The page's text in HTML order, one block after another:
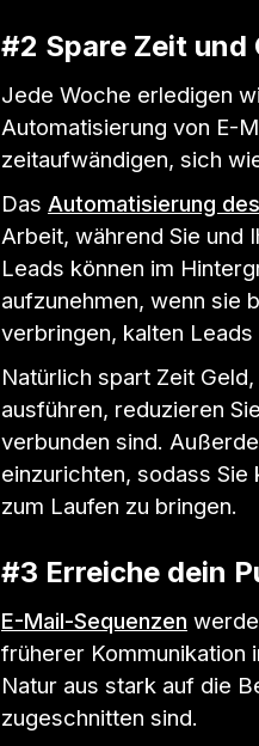
#2 Spare Zeit und
Jede Woche erledigen
Automatisierung von E-
zeitaufwändigen, sich
Das Automatisierung
Arbeit, während Sie und
Leads können im
aufzunehmen, wenn sie
verbringen, kalten Leads
Natürlich spart Zeit
ausführen, reduzieren
verbunden sind.
einzurichten, sodass
zum Laufen zu bringen.
#3 Erreiche dein
E-Mail-Sequenzen
früherer Kommunikation
Natur aus stark auf die
zugeschnitten sind.